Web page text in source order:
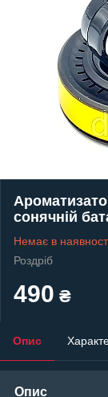
сонячній
Немає в
Роздріб
490 ₴
Опис
Опис